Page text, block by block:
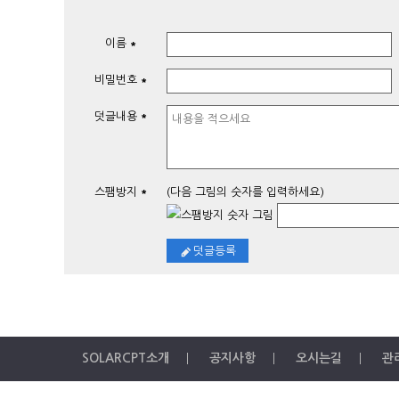
이름 *
비밀번호 *
덧글내용 *
스팸방지 * (다음 그림의 숫자를 입력하세요)
덧글등록
SOLARCPT소개 공지사항 오시는길 관